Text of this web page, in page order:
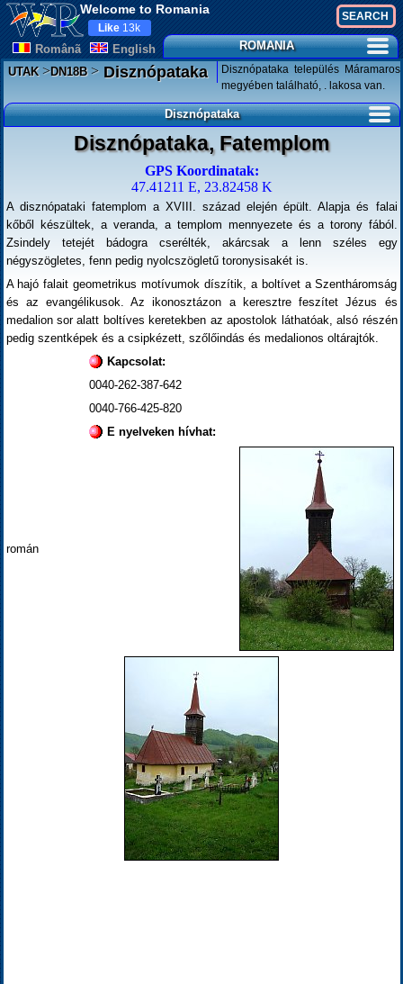
Welcome to Romania
Românã English
Like 13k
ROMANIA
UTAK>DN18B>Disznópataka
Disznópataka település Máramaros
megyében található, . lakosa van.
Disznópataka
Disznópataka, Fatemplom
GPS Koordinatak:
47.41211 E, 23.82458 K
A disznópataki fatemplom a XVIII. század elején épült. Alapja és falai
kőből készültek, a veranda, a templom mennyezete és a torony fából.
Zsindely tetejét bádogra cserélték, akárcsak a lenn széles egy
négyszögletes, fenn pedig nyolcszögletű toronysisakét is.
A hajó falait geometrikus motívumok díszítik, a boltívet a Szentháromság
és az evangélikusok. Az ikonosztázon a keresztre feszítet Jézus és
medalion sor alatt boltíves keretekben az apostolok láthatóak, alsó részén
pedig szentképek és a csipkézett, szőlőindás és medalionos oltárajtók.
Kapcsolat:
0040-262-387-642
0040-766-425-820
E nyelveken hívhat:
román